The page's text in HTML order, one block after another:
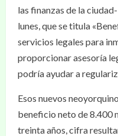
las finanzas de la
lunes, que se titula
servicios legales para
proporcionar asesoría
podría ayudar a
Esos nuevos
beneficio neto de 8.400
treinta años, cifra